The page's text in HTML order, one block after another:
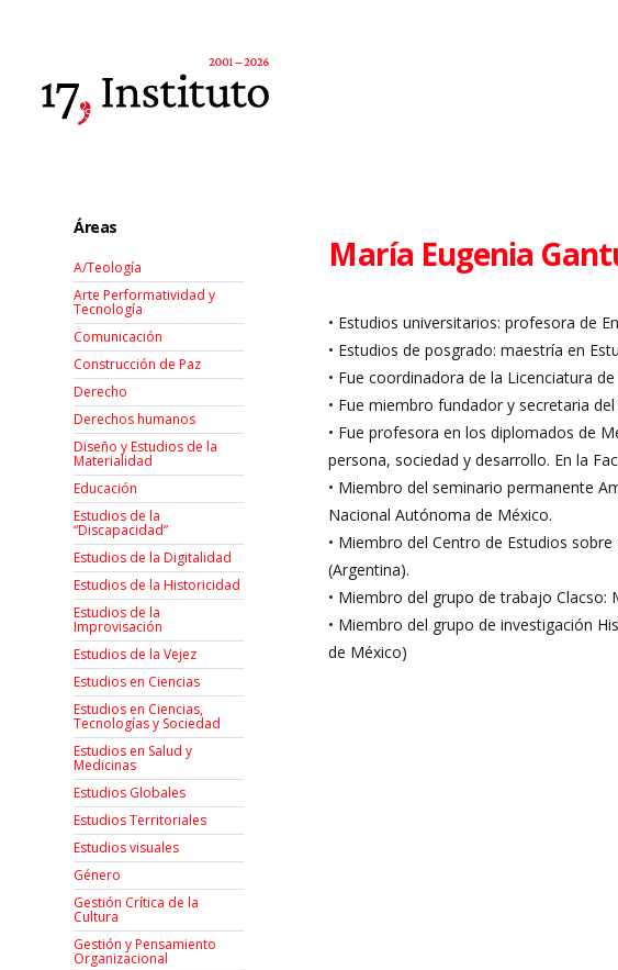
María Eugenia
• Estudios universitarios: profesora de
• Estudios de posgrado: maestría en
• Fue coordinadora de la Licenciatura
• Fue miembro fundador y secretaria
• Fue profesora en los diplomados de
persona, sociedad y desarrollo. En la
• Miembro del seminario permanente
Nacional Autónoma de México.
• Miembro del Centro de Estudios
(Argentina).
• Miembro del grupo de trabajo Clacso:
• Miembro del grupo de investigación
de México)
Áreas
A/Teología
Arte Performatividad y
Tecnología
Comunicación
Construcción de Paz
Derecho
Derechos humanos
Diseño y Estudios de la
Materialidad
Educación
Estudios de la
“Discapacidad”
Estudios de la Digitalidad
Estudios de la Historicidad
Estudios de la
Improvisación
Estudios de la Vejez
Estudios en Ciencias
Estudios en Ciencias,
Tecnologías y Sociedad
Estudios en Salud y
Medicinas
Estudios Globales
Estudios Territoriales
Estudios visuales
Género
Gestión Crítica de la
Cultura
Gestión y Pensamiento
Organizacional